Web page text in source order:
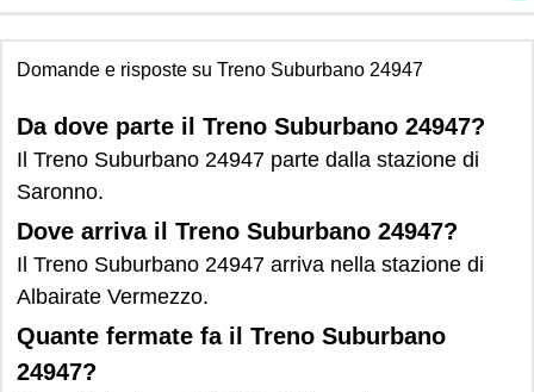
Domande e risposte su Treno Suburbano 24947
Da dove parte il Treno Suburbano 24947?
Il Treno Suburbano 24947 parte dalla stazione di
Saronno.
Dove arriva il Treno Suburbano 24947?
Il Treno Suburbano 24947 arriva nella stazione di
Albairate Vermezzo.
Quante fermate fa il Treno Suburbano
24947?